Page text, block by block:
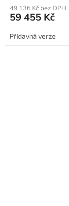
49 136 Kč bez DPH
59 455 Kč
Přídavná verze